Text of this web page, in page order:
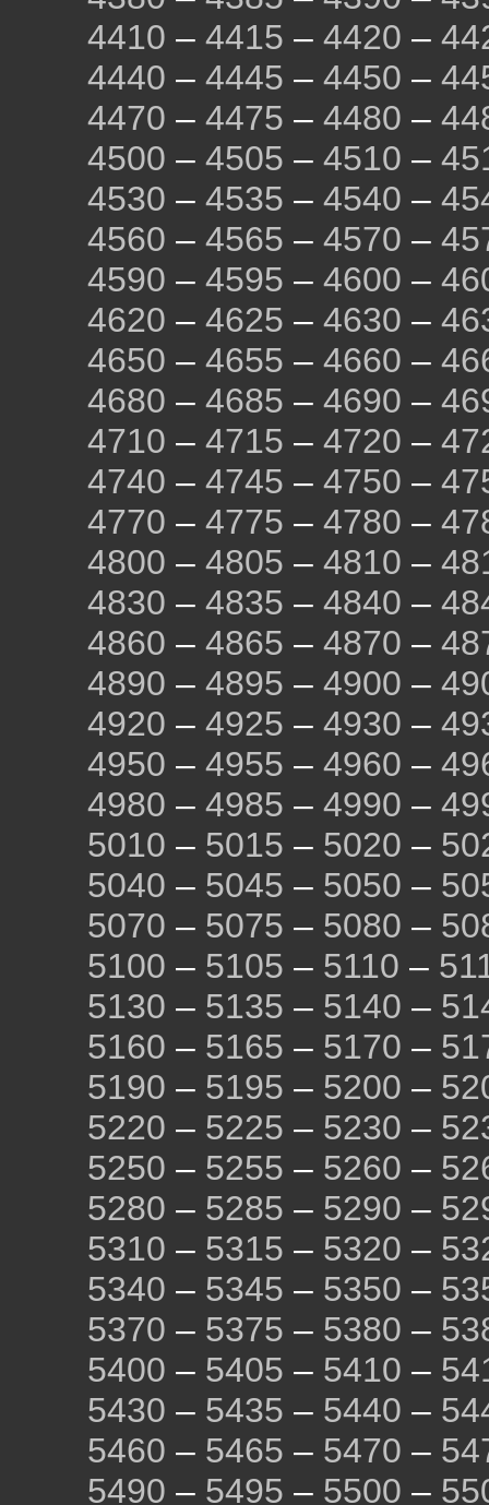
4410 – 4415 – 4420 –
4440 – 4445 – 4450 –
4470 – 4475 – 4480 –
4500 – 4505 – 4510 –
4530 – 4535 – 4540 –
4560 – 4565 – 4570 –
4590 – 4595 – 4600 –
4620 – 4625 – 4630 –
4650 – 4655 – 4660 –
4680 – 4685 – 4690 –
4710 – 4715 – 4720 –
4740 – 4745 – 4750 –
4770 – 4775 – 4780 –
4800 – 4805 – 4810 –
4830 – 4835 – 4840 –
4860 – 4865 – 4870 –
4890 – 4895 – 4900 –
4920 – 4925 – 4930 –
4950 – 4955 – 4960 –
4980 – 4985 – 4990 –
5010 – 5015 – 5020 –
5040 – 5045 – 5050 –
5070 – 5075 – 5080 –
5100 – 5105 – 5110 –
5130 – 5135 – 5140 –
5160 – 5165 – 5170 –
5190 – 5195 – 5200 –
5220 – 5225 – 5230 –
5250 – 5255 – 5260 –
5280 – 5285 – 5290 –
5310 – 5315 – 5320 –
5340 – 5345 – 5350 –
5370 – 5375 – 5380 –
5400 – 5405 – 5410 –
5430 – 5435 – 5440 –
5460 – 5465 – 5470 –
5490 – 5495 – 5500 –